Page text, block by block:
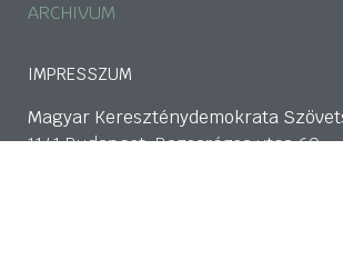
ARCHIVUM
IMPRESSZUM
Magyar Kereszténydemokrata
1141 Budapest, Bazsarózsa utca 69.